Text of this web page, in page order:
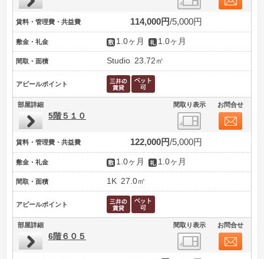
賃料・管理費・共益費 114,000円 5,000円
敷金・礼金 1.0ヶ月 1.0ヶ月
間取・面積 Studio 23.72㎡
アピールポイント
部屋詳細 間取り表示 お問合せ
5階５１０
賃料・管理費・共益費 122,000円 5,000円
敷金・礼金 1.0ヶ月 1.0ヶ月
間取・面積 1K 27.0㎡
アピールポイント
部屋詳細 間取り表示 お問合せ
6階６０５